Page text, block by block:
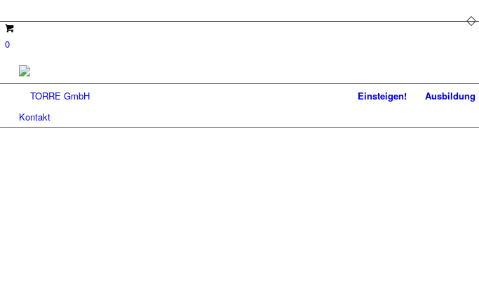
0
Einsteigen! Ausbildung
Kontakt